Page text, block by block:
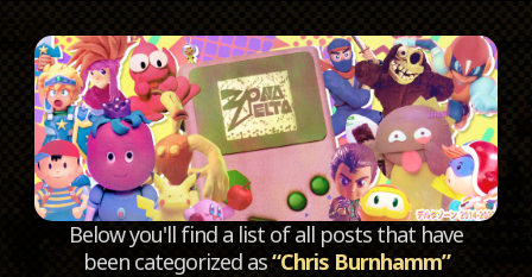
Below you'll find a list of all posts that have
been categorized as“Chris Burnhamm”